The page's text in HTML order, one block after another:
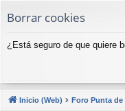
pi
Borrar cookies
¿Está seguro de que quiere
Inicio (Web) Foro Punta